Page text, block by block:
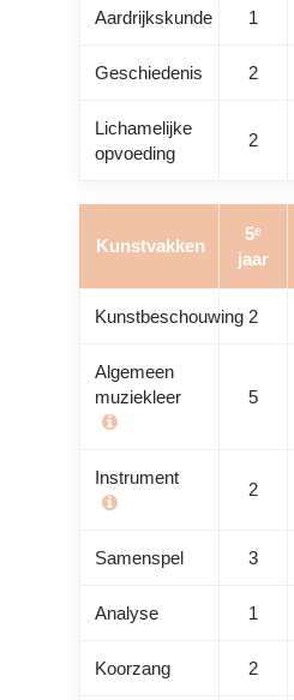
Aardrijkskunde 1
Geschiedenis 2
Lichamelijke
opvoeding
2
Kunstvakken
5ᵉ
jaar
Kunstbeschouwing 2
Algemeen
muziekleer
5
Instrument
2
Samenspel 3
Analyse 1
Koorzang 2